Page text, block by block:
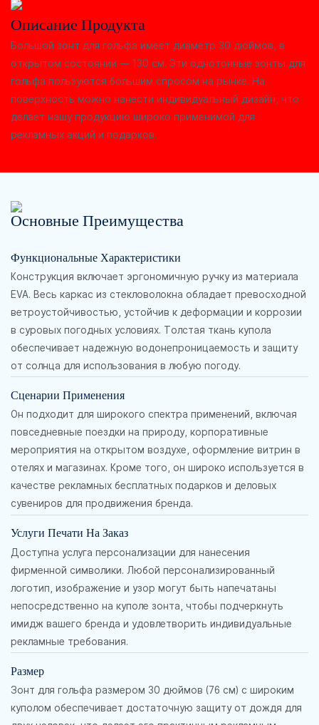
Описание Продукта
Большой зонт для гольфа имеет диаметр 30 дюймов, в
открытом состоянии — 130 см. Эти однотонные зонты для
гольфа пользуются большим спросом на рынке. На
поверхность можно нанести индивидуальный дизайн, что
делает нашу продукцию широко применимой для
рекламных акций и подарков.
Основные Преимущества
Функциональные Характеристики
Конструкция включает эргономичную ручку из материала
EVA. Весь каркас из стекловолокна обладает превосходной
ветроустойчивостью, устойчив к деформации и коррозии
в суровых погодных условиях. Толстая ткань купола
обеспечивает надежную водонепроницаемость и защиту
от солнца для использования в любую погоду.
Сценарии Применения
Он подходит для широкого спектра применений, включая
повседневные поездки на природу, корпоративные
мероприятия на открытом воздухе, оформление витрин в
отелях и магазинах. Кроме того, он широко используется в
качестве рекламных бесплатных подарков и деловых
сувениров для продвижения бренда.
Услуги Печати На Заказ
Доступна услуга персонализации для нанесения
фирменной символики. Любой персонализированный
логотип, изображение и узор могут быть напечатаны
непосредственно на куполе зонта, чтобы подчеркнуть
имидж вашего бренда и удовлетворить индивидуальные
рекламные требования.
Размер
Зонт для гольфа размером 30 дюймов (76 см) с широким
куполом обеспечивает достаточную защиту от дождя для